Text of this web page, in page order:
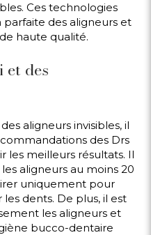
Ces technologies
des aligneurs et
haute qualité.
et des
aligneurs invisibles, il
des Drs
les meilleurs résultats. Il
aligneurs au moins 20
uniquement pour
dents. De plus, il est
les aligneurs et
bucco-dentaire